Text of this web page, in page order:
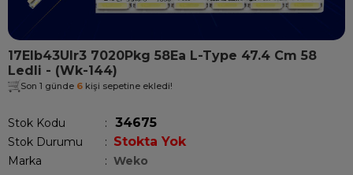
17Elb43Ulr3 7020Pkg 58Ea L-Type 47.4 Cm 58
Ledli - (Wk-144)
Son 1 günde 6 kişi sepetine ekledi!
Stok Kodu 34675
Stok Durumu : Stokta Yok
Marka : Weko